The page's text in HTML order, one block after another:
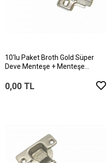
10'lu Paket Broth Gold Süper
Deve Menteşe + Menteşe
0,00 TL